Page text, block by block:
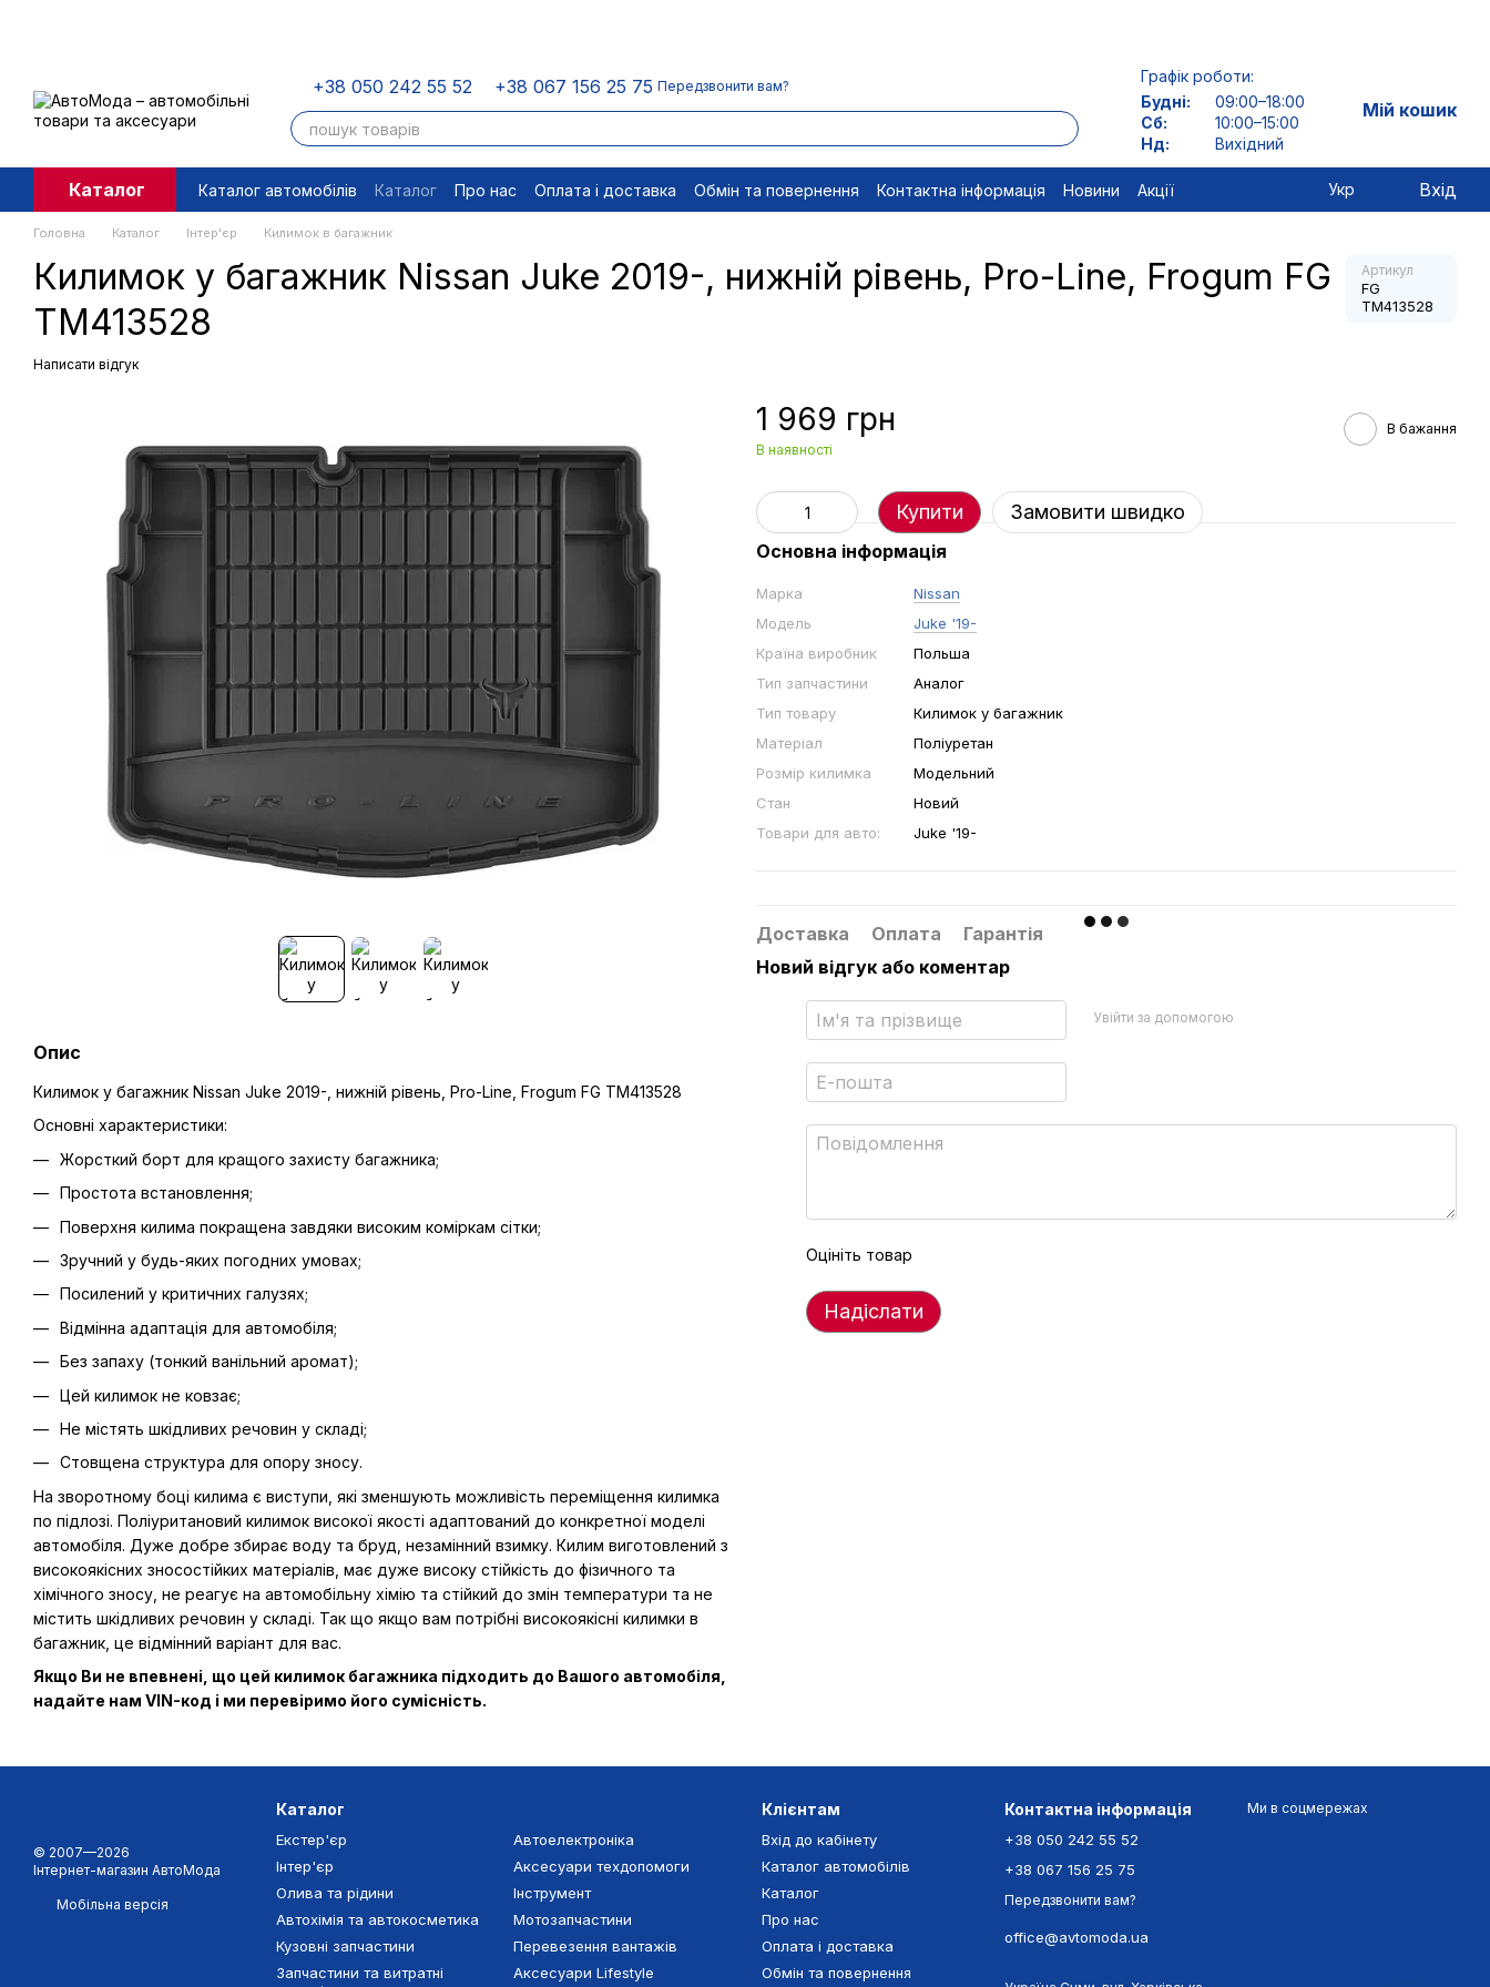
+38 050 242 55 52 +38 067 156 25 75 Передзвонити вам?
Графік роботи:
Будні:
09:00–18:00
Сб:
10:00–15:00
Нд:
Вихідний
Мій кошик
Каталог Каталог автомобілів Каталог Про нас Оплата і доставка Обмін та повернення Контактна інформація Новини
Акції
Угода користувача
Правові документи Відписатися
Укр Вхід
Головна Каталог Інтер'єр Килимок в багажник
Килимок у багажник Nissan Juke 2019-, нижній рівень, Pro-Line, Frogum FG
TM413528
Артикул
FG
TM413528
Написати відгук
Опис
Килимок у багажник Nissan Juke 2019-, нижній рівень, Pro-Line, Frogum FG TM413528
Основні характеристики:
Жорсткий борт для кращого захисту багажника;
Простота встановлення;
Поверхня килима покращена завдяки високим коміркам сітки;
Зручний у будь-яких погодних умовах;
Посилений у критичних галузях;
Відмінна адаптація для автомобіля;
Без запаху (тонкий ванільний аромат);
Цей килимок не ковзає;
Не містять шкідливих речовин у складі;
Стовщена структура для опору зносу.
На зворотному боці килима є виступи, які зменшують можливість переміщення килимка
по підлозі. Поліуритановий килимок високої якості адаптований до конкретної моделі
автомобіля. Дуже добре збирає воду та бруд, незамінний взимку. Килим виготовлений з
високоякісних зносостійких матеріалів, має дуже високу стійкість до фізичного та
хімічного зносу, не реагує на автомобільну хімію та стійкий до змін температури та не
містить шкідливих речовин у складі. Так що якщо вам потрібні високоякісні килимки в
багажник, це відмінний варіант для вас.
Якщо Ви не впевнені, що цей килимок багажника підходить до Вашого автомобіля,
надайте нам VIN-код і ми перевіримо його сумісність.
1 969 грн
В наявності
В бажання
Купити Замовити швидко
Основна інформація
Марка
Nissan
Модель
Juke '19-
Країна виробник
Польша
Тип запчастини
Аналог
Тип товару
Килимок у багажник
Матеріал
Поліуретан
Розмір килимка
Модельний
Стан
Новий
Товари для авто:
Juke '19-
Доставка Оплата
Гарантія
Новий відгук або коментар
Увійти за допомогою
Оцініть товар
Надіслати
© 2007—2026
Інтернет-магазин АвтоМода
Мобільна версія
Каталог
Екстер'єр
Інтер'єр
Олива та рідини
Автохімія та автокосметика
Кузовні запчастини
Запчастини та витратні
Автоелектроніка
Аксесуари техдопомоги
Інструмент
Мотозапчастини
Перевезення вантажів
Аксесуари Lifestyle
Клієнтам
Вхід до кабінету
Каталог автомобілів
Каталог
Про нас
Оплата і доставка
Обмін та повернення
Контактна інформація
+38 050 242 55 52
+38 067 156 25 75
Передзвонити вам?
office@avtomoda.ua
Ми в соцмережах